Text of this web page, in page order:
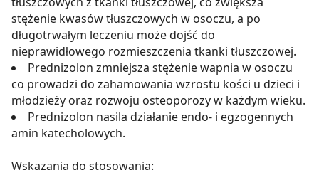
stężenie kwasów tłuszczowych w osoczu, a po
długotrwałym leczeniu może dojść do
nieprawidłowego rozmieszczenia tkanki tłuszczowej.
Prednizolon zmniejsza stężenie wapnia w osoczu
co prowadzi do zahamowania wzrostu kości u dzieci i
młodzieży oraz rozwoju osteoporozy w każdym wieku.
Prednizolon nasila działanie endo- i egzogennych
amin katecholowych.
Wskazania do stosowania: